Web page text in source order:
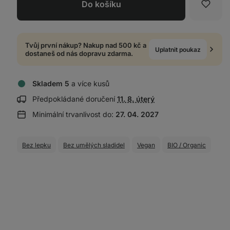
Do košíku
Tvůj první nákup? Nakup nad 500 kč a
dostaneš od nás dopravu zdarma.
Uplatnit poukaz
Skladem 5 a více kusů
Předpokládané doručení Zobrazit
o
11. 8. úterý
Minimální trvanlivost do: 27. 04. 2027
Bez lepku Bez umělých sladidel Vegan BIO / Organic